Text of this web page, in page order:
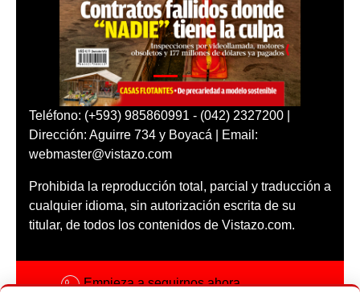
Teléfono: (+593) 985860991 - (042) 2327200 |
Dirección: Aguirre 734 y Boyacá | Email:
webmaster@vistazo.com
Prohibida la reproducción total, parcial y traducción a
cualquier idioma, sin autorización escrita de su
titular, de todos los contenidos de Vistazo.com.
Empieza a seguirnos ahora